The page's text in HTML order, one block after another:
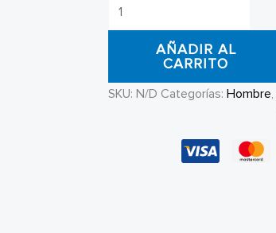
Polo
Adidas
cantidad
AÑADIR AL
CARRITO
SKU: N/D Categorías: Hombre,